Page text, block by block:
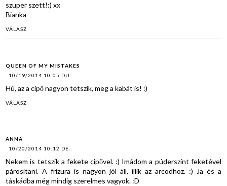
szuper szett!:) xx
Bianka
VÁLASZ
QUEEN OF MY MISTAKES
10/19/2014 10:05 DU.
Hú, az a cipő nagyon tetszik, meg a kabát is! :)
VÁLASZ
ANNA
10/20/2014 10:12 DE.
Nekem is tetszik a fekete cipővel. :) Imádom a púderszínt feketével
párosítani. A frizura is nagyon jól áll, illik az arcodhoz. :) Ja és a
táskádba még mindig szerelmes vagyok. :D